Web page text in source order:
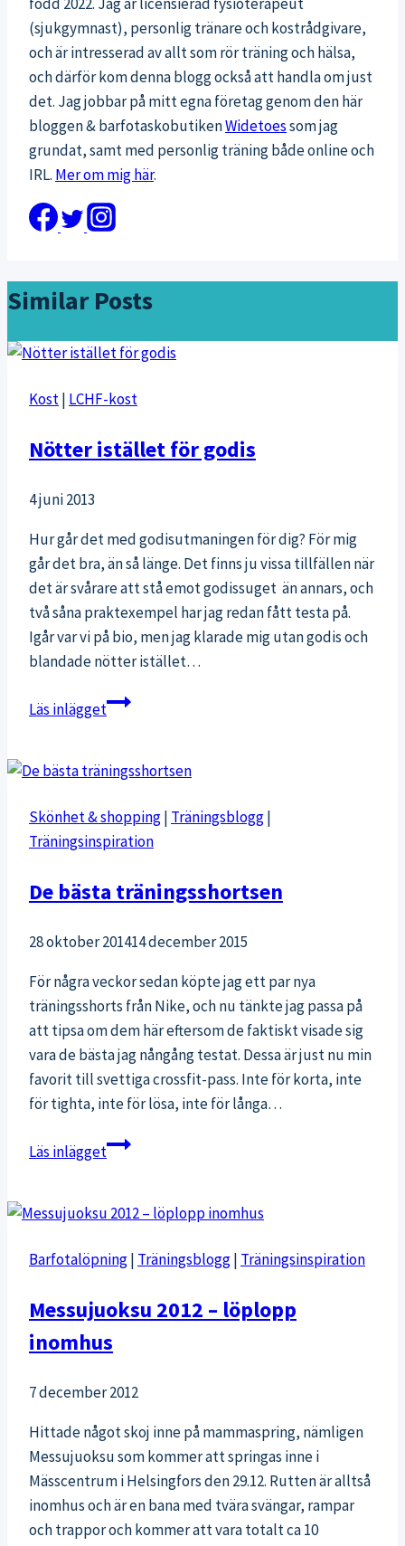
(sjukgymnast), personlig tränare och kostrådgivare,
och är intresserad av allt som rör träning och hälsa,
och därför kom denna blogg också att handla om just
det. Jag jobbar på mitt egna företag genom den här
bloggen & barfotaskobutikenWidetoessom jag
grundat, samt med personlig träning både online och
IRL. Mer om mig här.
Similar Posts
Kost| LCHF-kost
Nötter istället för godis
4 juni 2013
Hur går det med godisutmaningen för dig? För mig
går det bra, än så länge. Det finns ju vissa tillfällen när
det är svårare att stå emot godissuget än annars, och
två såna praktexempel har jag redan fått testa på.
Igår var vi på bio, men jag klarade mig utan godis och
blandade nötter istället…
Läs inläggetNötter
godis
Skönhet & shopping| Träningsblogg|
Träningsinspiration
De bästa träningsshortsen
28 oktober 201414 december 2015
För några veckor sedan köpte jag ett par nya
träningsshorts från Nike, och nu tänkte jag passa på
att tipsa om dem här eftersom de faktiskt visade sig
vara de bästa jag nångång testat. Dessa är just nu min
favorit till svettiga crossfit-pass. Inte för korta, inte
för tighta, inte för lösa, inte för långa…
Läs inläggetDe
Barfotalöpning| Träningsblogg| Träningsinspiration
Messujuoksu 2012 – löplopp
inomhus
7 december 2012
Hittade något skoj inne på mammaspring, nämligen
Messujuoksu som kommer att springas inne i
Mässcentrum i Helsingfors den 29.12. Rutten är alltså
inomhus och är en bana med tvära svängar, rampar
och trappor och kommer att vara totalt ca 10